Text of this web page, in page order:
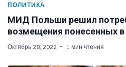
ПОЛИТИКА
МИД Польши решил
возмещения понесенных
Октябрь 28, 2022 1 мин чтения